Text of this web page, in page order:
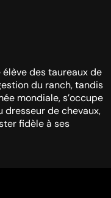
des taureaux de
du ranch, tandis
mondiale, s’occupe
dresseur de chevaux,
fidèle à ses